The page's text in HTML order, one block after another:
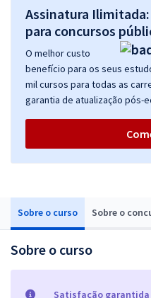
Sobre o curso Sobre o
Sobre o curso
Satisfação garantida
Assinatura
para concursos
O melhor custo
benefício para os seus
mil cursos para todas as
garantia de atualização pós-